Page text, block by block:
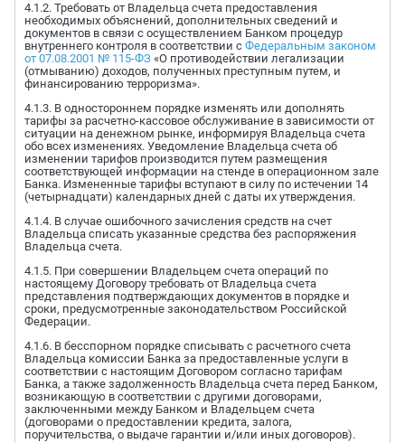
4.1.2. Требовать от Владельца счета предоставления
необходимых объяснений, дополнительных сведений и
документов в связи с осуществлением Банком процедур
внутреннего контроля в соответствии с Федеральным законом
от 07.08.2001 № 115-ФЗ «О противодействии легализации
(отмыванию) доходов, полученных преступным путем, и
финансированию терроризма».
4.1.3. В одностороннем порядке изменять или дополнять
тарифы за расчетно-кассовое обслуживание в зависимости от
ситуации на денежном рынке, информируя Владельца счета
обо всех изменениях. Уведомление Владельца счета об
изменении тарифов производится путем размещения
соответствующей информации на стенде в операционном зале
Банка. Измененные тарифы вступают в силу по истечении 14
(четырнадцати) календарных дней с даты их утверждения.
4.1.4. В случае ошибочного зачисления средств на счет
Владельца списать указанные средства без распоряжения
Владельца счета.
4.1.5. При совершении Владельцем счета операций по
настоящему Договору требовать от Владельца счета
представления подтверждающих документов в порядке и
сроки, предусмотренные законодательством Российской
Федерации.
4.1.6. В бесспорном порядке списывать с расчетного счета
Владельца комиссии Банка за предоставленные услуги в
соответствии с настоящим Договором согласно тарифам
Банка, а также задолженность Владельца счета перед Банком,
возникающую в соответствии с другими договорами,
заключенными между Банком и Владельцем счета
(договорами о предоставлении кредита, залога,
поручительства, о выдаче гарантии и/или иных договоров).